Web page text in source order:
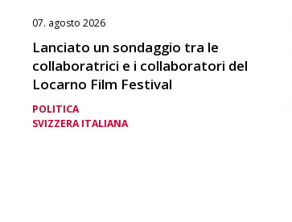
07. agosto 2026
Lanciato un sondaggio tra le
collaboratrici e i collaboratori del
Locarno Film Festival
POLITICA
SVIZZERA ITALIANA